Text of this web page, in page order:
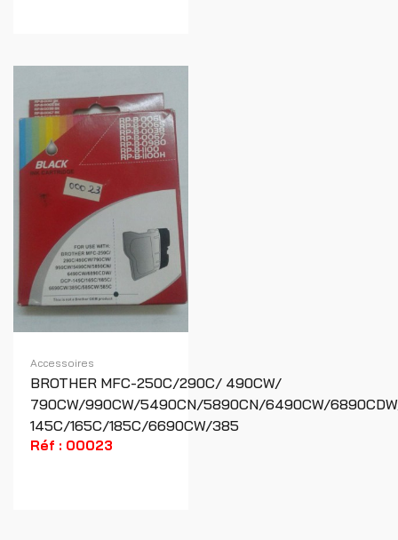
Accessoires
BROTHER MFC-250C/290C/ 490CW/
790CW/990CW/5490CN/5890CN/6490CW/
145C/165C/185C/6690CW/385
Réf : 00023